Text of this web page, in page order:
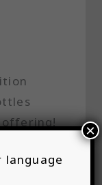
offering!
language
×